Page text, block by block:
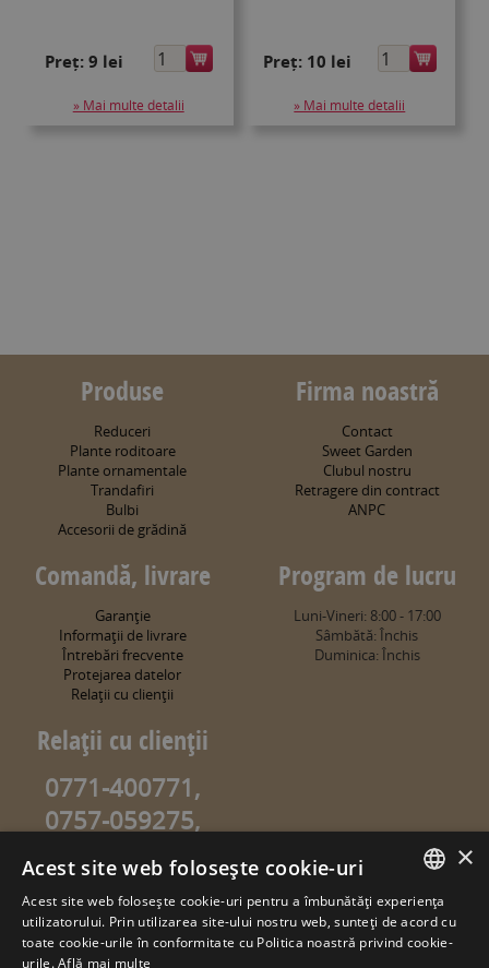
Preț: 9 lei
» Mai multe detalii
Preț: 10 lei
» Mai multe detalii
Produse
Reduceri
Plante roditoare
Plante ornamentale
Trandafiri
Bulbi
Accesorii de grădină
Firma noastră
Contact
Sweet Garden
Clubul nostru
Retragere din contract
ANPC
Comandă, livrare
Garanţie
Informaţii de livrare
Întrebări frecvente
Protejarea datelor
Relaţii cu clienţii
Program de lucru
Luni-Vineri: 8:00 - 17:00
Sâmbătă: Închis
Duminica: Închis
Relaţii cu clienţii
0771-400771,
0757-059275,
0757-059274
info@sweetgarden.ro
© copyright 2026. sweetgarden.ro
ROMANIAN
HUNGARIAN
×
Acest site web folosește cookie-uri
Acest site web folosește cookie-uri pentru a îmbunătăți experiența
utilizatorului. Prin utilizarea site-ului nostru web, sunteți de acord cu
toate cookie-urile în conformitate cu Politica noastră privind cookie-
urile.Află mai multe